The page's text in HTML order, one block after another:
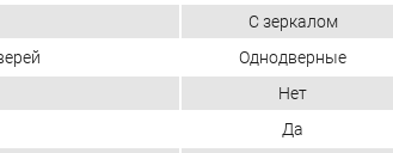
С зеркалом
Однодверные
Нет
Да